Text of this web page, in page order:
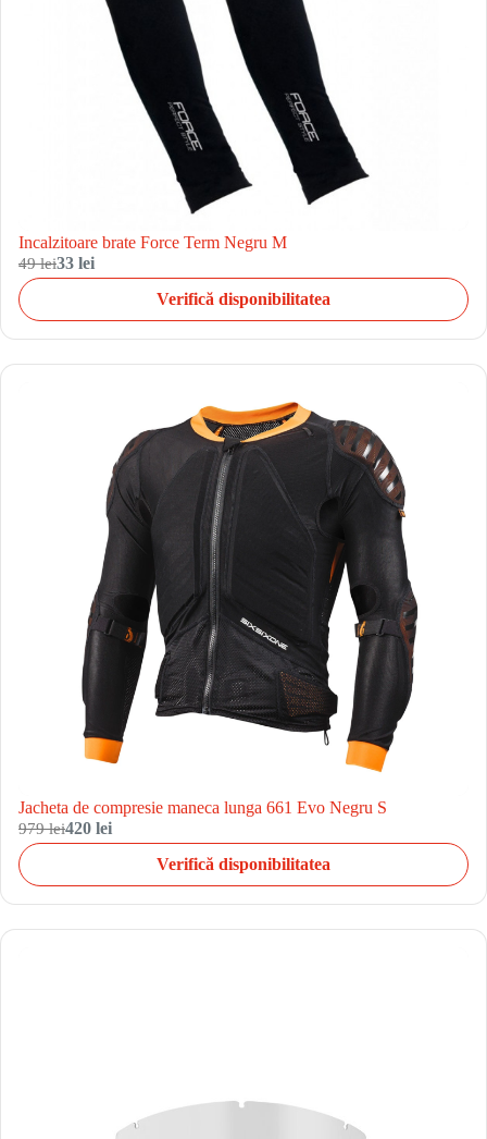
Incalzitoare brate Force Term Negru M
49 lei33 lei
Verifică disponibilitatea
Jacheta de compresie maneca lunga 661 Evo Negru S
979 lei420 lei
Verifică disponibilitatea